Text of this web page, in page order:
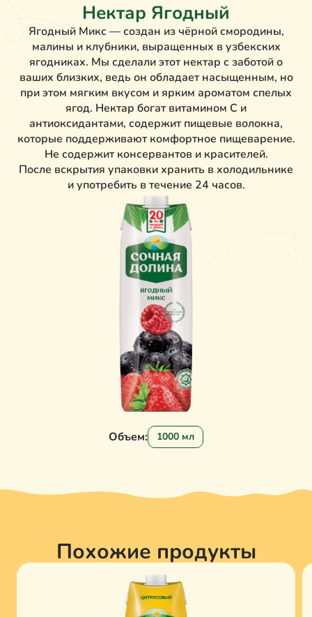
Нектар Ягодный
Ягодный Микс — создан из чёрной смородины,
малины и клубники, выращенных в узбекских
ягодниках. Мы сделали этот нектар с заботой о
ваших близких, ведь он обладает насыщенным, но
при этом мягким вкусом и ярким ароматом спелых
ягод. Нектар богат витамином C и
антиоксидантами, содержит пищевые волокна,
которые поддерживают комфортное пищеварение.
Не содержит консервантов и красителей.
После вскрытия упаковки хранить в холодильнике
и употребить в течение 24 часов.
Объем: 1000 мл
Похожие продукты